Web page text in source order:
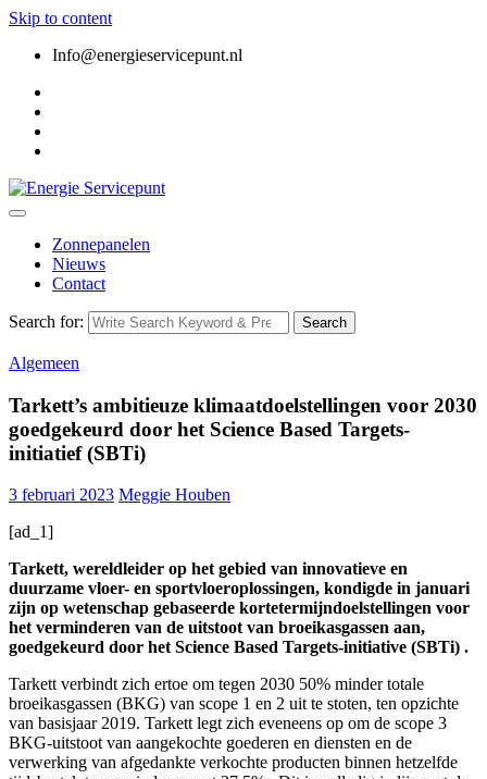
Skip to content
Info@energieservicepunt.nl
Zonnepanelen
Nieuws
Contact
Search for: Search
Algemeen
Tarkett’s ambitieuze klimaatdoelstellingen voor 2030
goedgekeurd door het Science Based Targets-
initiatief (SBTi)
3 februari 2023 Meggie Houben
[ad_1]
Tarkett, wereldleider op het gebied van innovatieve en
duurzame vloer- en sportvloeroplossingen, kondigde in januari
zijn op wetenschap gebaseerde kortetermijndoelstellingen voor
het verminderen van de uitstoot van broeikasgassen aan,
goedgekeurd door het Science Based Targets-initiative (SBTi) .
Tarkett verbindt zich ertoe om tegen 2030 50% minder totale
broeikasgassen (BKG) van scope 1 en 2 uit te stoten, ten opzichte
van basisjaar 2019. Tarkett legt zich eveneens op om de scope 3
BKG-uitstoot van aangekochte goederen en diensten en de
verwerking van afgedankte verkochte producten binnen hetzelfde